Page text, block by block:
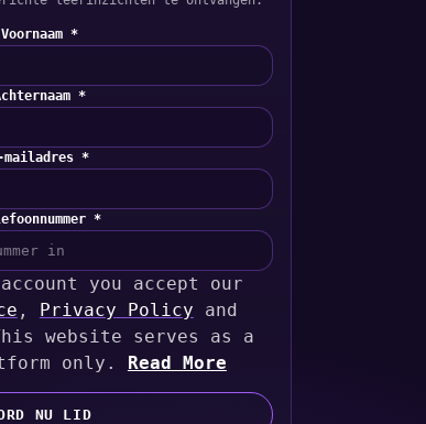
Voornaam *
*
mailadres *
*
you accept our
, Privacy Policy and
website serves as a
only.
Read More
NU LID